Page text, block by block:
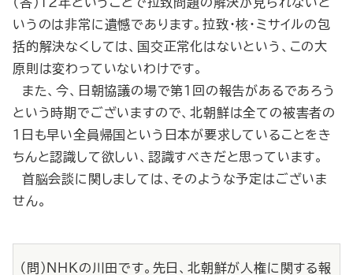
いうのは非常に遺憾であります。拉致・核・ミサイルの包
括的解決なくしては、国交正常化はないという、この大
原則は変わっていないわけです。
また、今、日朝協議の場で第１回の報告があるであろう
という時期でございますので、北朝鮮は全ての被害者の
１日も早い全員帰国という日本が要求していることをき
ちんと認識して欲しい、認識すべきだと思っています。
首脳会談に関しましては、そのような予定はございま
せん。
（問）ＮＨＫの川田です。先日、北朝鮮が人権に関する報